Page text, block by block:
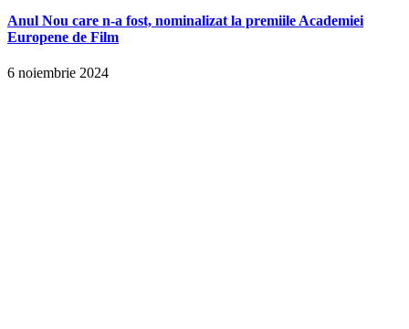
Anul Nou care n-a fost, nominalizat la premiile Academiei
Europene de Film
6 noiembrie 2024